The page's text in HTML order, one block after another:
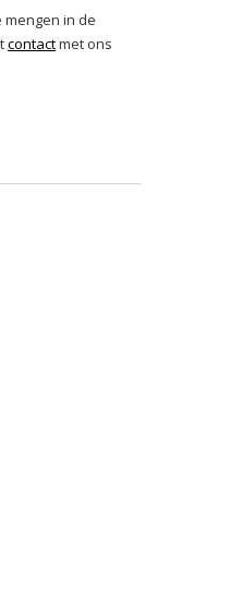
mengen in de
contactmet ons